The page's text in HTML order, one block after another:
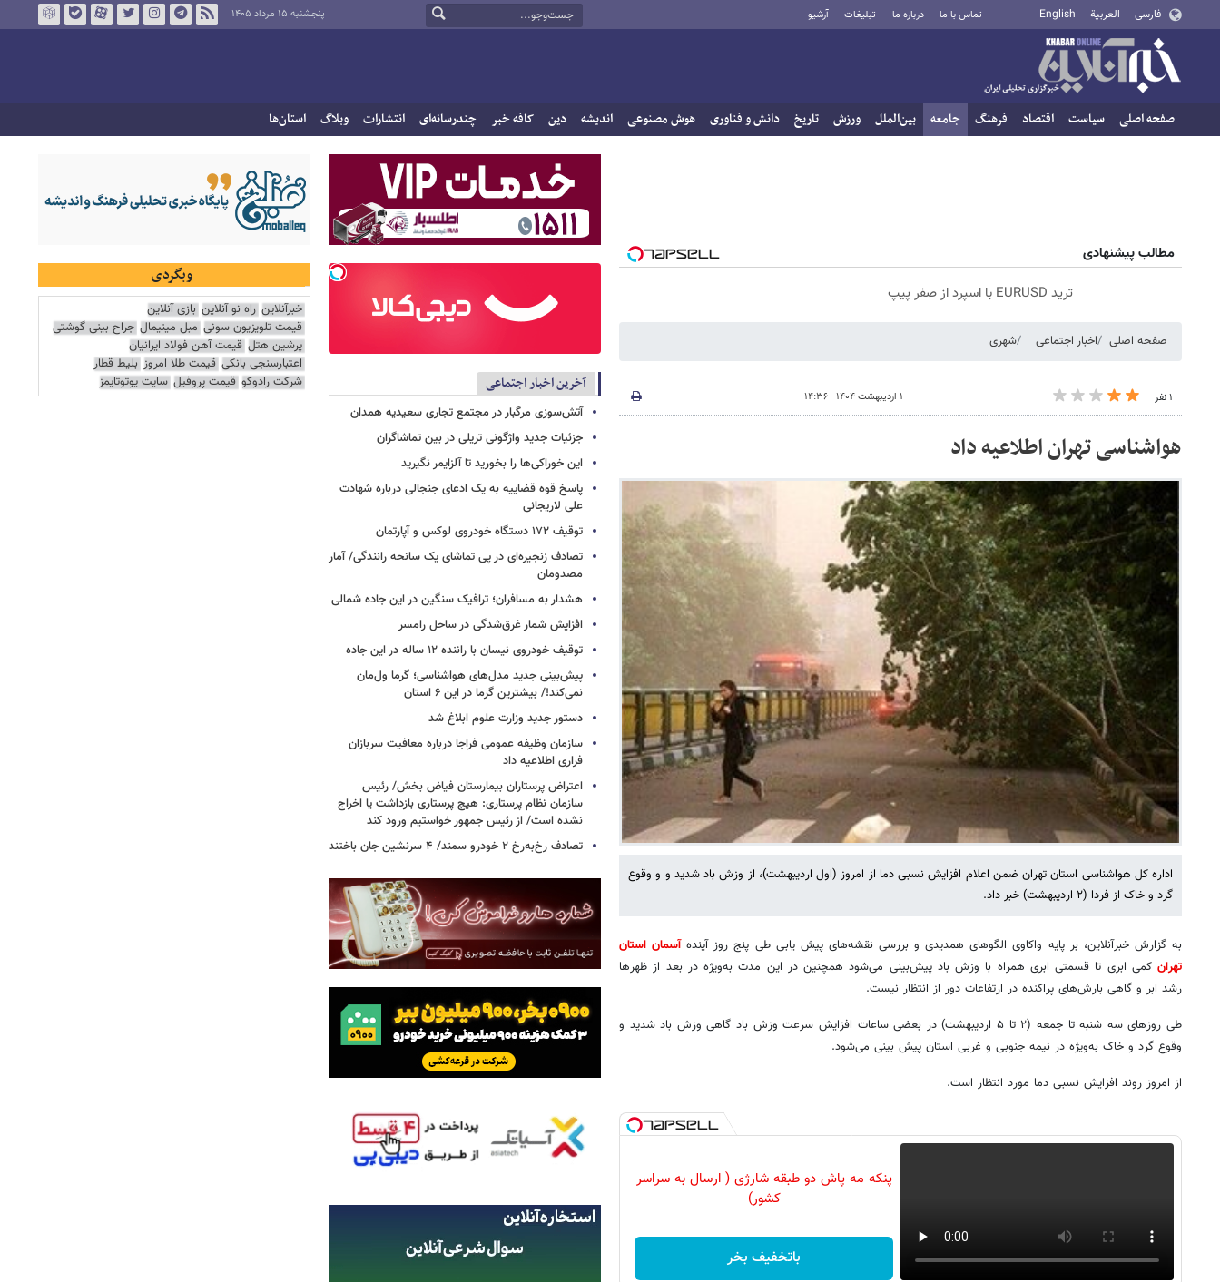
فارسی العربية English تماس با ما درباره ما تبلیغات آرشیو پنجشنبه ۱۵ مرداد ۱۴۰۵
صفحه اصلی سیاست اقتصاد فرهنگ جامعه بین‌الملل ورزش تاریخ دانش و فناوری هوش مصنوعی اندیشه دین کافه خبر چندرسانه‌ای انتشارات وبلاگ استان‌ها
مطالب پیشنهادی
ترید EURUSD با اسپرد از صفر پیپ
صفحه اصلی اخبار اجتماعی شهری
۱ نفر ۱ اردیبهشت ۱۴۰۴ - ۱۴:۳۶
هواشناسی تهران اطلاعیه داد
اداره کل هواشناسی استان تهران ضمن اعلام افزایش نسبی دما از امروز (اول اردیبهشت)، از وزش باد شدید و و وقوع
گرد و خاک از فردا (۲ اردیبهشت) خبر داد.
به گزارش خبرآنلاین، بر پایه واکاوی الگوهای همدیدی و بررسی نقشه‌های پیش یابی طی پنج روز آیندهآسمان استان
تهران کمی ابری تا قسمتی ابری همراه با وزش باد پیش‌بینی می‌شود همچنین در این مدت به‌ویژه در بعد از ظهرها
رشد ابر و گاهی بارش‌های پراکنده در ارتفاعات دور از انتظار نیست.
طی روزهای سه شنبه تا جمعه (۲ تا ۵ اردیبهشت) در بعضی ساعات افزایش سرعت وزش باد گاهی وزش باد شدید و
وقوع گرد و خاک به‌ویژه در نیمه جنوبی و غربی استان پیش بینی می‌شود.
از امروز روند افزایش نسبی دما مورد انتظار است.
پنکه مه پاش دو طبقه شارژی ( ارسال به سراسر
کشور)
باتخفیف بخر
آخرین اخبار اجتماعی
آتش‌سوزی مرگبار در مجتمع تجاری سعیدیه همدان
جزئیات جدید واژگونی تریلی در بین تماشاگران
این خوراکی‌ها را بخورید تا آلزایمر نگیرید
پاسخ قوه قضاییه به یک ادعای جنجالی درباره شهادت
علی لاریجانی
توقیف ۱۷۲ دستگاه خودروی لوکس و آپارتمان
تصادف زنجیره‌ای در پی تماشای یک سانحه رانندگی/ آمار
مصدومان
هشدار به مسافران؛ ترافیک سنگین در این جاده شمالی
افزایش شمار غرق‌شدگی در ساحل رامسر
توقیف خودروی نیسان با راننده ۱۲ ساله در این جاده
پیش‌بینی جدید مدل‌های هواشناسی؛ گرما ول‌مان
نمی‌کند!/ بیشترین گرما در این ۶ استان
دستور جدید وزارت علوم ابلاغ شد
سازمان وظیفه عمومی فراجا درباره معافیت سربازان
فراری اطلاعیه داد
اعتراض پرستاران بیمارستان فیاض بخش/ رئیس
سازمان نظام پرستاری: هیچ پرستاری بازداشت یا اخراج
نشده است/ از رئیس جمهور خواستیم ورود کند
تصادف رخ‌به‌رخ ۲ خودرو سمند/ ۴ سرنشین جان باختند
وبگردی
خبرآنلاین راه نو آنلاین بازی آنلاین
قیمت تلویزیون سونی مبل مینیمال جراح بینی گوشتی
پرشین هتل قیمت آهن فولاد ایرانیان
اعتبارسنجی بانکی قیمت طلا امروز بلیط قطار
شرکت رادوکو قیمت پروفیل سایت یوتوتایمز